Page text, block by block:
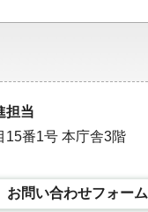
担当
15番1号 本庁舎3階
お問い合わせフォーム